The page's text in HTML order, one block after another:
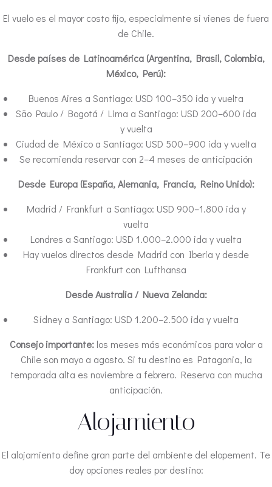
El vuelo es el mayor costo fijo, especialmente si vienes de fuera
de Chile.
Desde países de Latinoamérica (Argentina, Brasil, Colombia,
México, Perú):
Buenos Aires a Santiago: USD 100–350 ida y vuelta
São Paulo / Bogotá / Lima a Santiago: USD 200–600 ida
y vuelta
Ciudad de México a Santiago: USD 500–900 ida y vuelta
Se recomienda reservar con 2–4 meses de anticipación
Desde Europa (España, Alemania, Francia, Reino Unido):
Madrid / Frankfurt a Santiago: USD 900–1.800 ida y
vuelta
Londres a Santiago: USD 1.000–2.000 ida y vuelta
Hay vuelos directos desde Madrid con Iberia y desde
Frankfurt con Lufthansa
Desde Australia / Nueva Zelanda:
Sídney a Santiago: USD 1.200–2.500 ida y vuelta
Consejo importante:los meses más económicos para volar a
Chile son mayo a agosto. Si tu destino es Patagonia, la
temporada alta es noviembre a febrero. Reserva con mucha
anticipación.
Alojamiento
El alojamiento define gran parte del ambiente del elopement. Te
doy opciones reales por destino: